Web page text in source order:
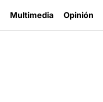
Multimedia Opinión